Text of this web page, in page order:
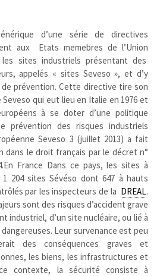
d’une série de directives
aux Etats memebres de l’Union
les sites industriels présentant des
appelés « sites Seveso », et d’y
prévention. Cette directive tire son
qui eut lieu en Italie en 1976 et
à se doter d’une politique
prévention des risques industriels
Seveso 3 (juillet 2013) a fait
dans le droit français par le décret n°
France Dans ce pays, les sites à
204 sites Sévéso dont 647 à hauts
par les inspecteurs de la DREAL.
sont des risques d’accident grave
industriel, d’un site nucléaire, ou lié à
Leur survenance est peu
des conséquences graves et
les biens, les infrastructures et
ce contexte, la sécurité consiste à